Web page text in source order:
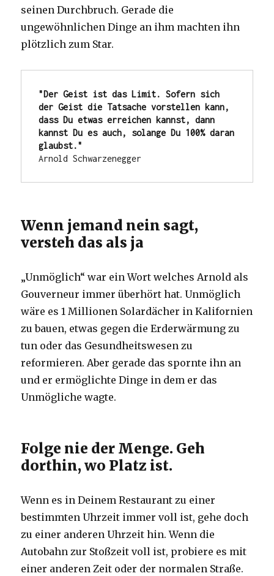
seinen Durchbruch. Gerade die
ungewöhnlichen Dinge an ihm machten ihn
plötzlich zum Star.
"Der Geist ist das Limit. Sofern sich
der Geist die Tatsache vorstellen kann,
dass Du etwas erreichen kannst, dann
kannst Du es auch, solange Du 100% daran
glaubst."
Arnold Schwarzenegger
Wenn jemand nein sagt,
versteh das als ja
„Unmöglich“ war ein Wort welches Arnold als
Gouverneur immer überhört hat. Unmöglich
wäre es 1 Millionen Solardächer in Kalifornien
zu bauen, etwas gegen die Erderwärmung zu
tun oder das Gesundheitswesen zu
reformieren. Aber gerade das spornte ihn an
und er ermöglichte Dinge in dem er das
Unmögliche wagte.
Folge nie der Menge. Geh
dorthin, wo Platz ist.
Wenn es in Deinem Restaurant zu einer
bestimmten Uhrzeit immer voll ist, gehe doch
zu einer anderen Uhrzeit hin. Wenn die
Autobahn zur Stoßzeit voll ist, probiere es mit
einer anderen Zeit oder der normalen Straße.